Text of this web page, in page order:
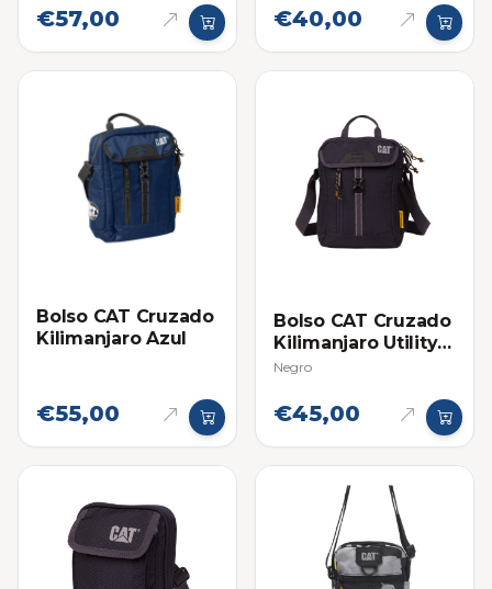
€57,00 €40,00
Bolso CAT Cruzado
Kilimanjaro Azul
€55,00
Bolso CAT Cruzado
Kilimanjaro Utility
Bag
Negro
€45,00